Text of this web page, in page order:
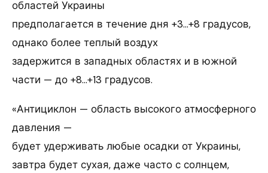
областей Украины
предполагается в течение дня +3…+8 градусов,
однако более теплый воздух
задержится в западных областях и в южной
части — до +8…+13 градусов.
«Антициклон — область высокого атмосферного
давления —
будет удерживать любые осадки от Украины,
завтра будет сухая, даже часто с солнцем,